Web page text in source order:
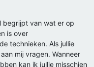
begrijpt van wat er op
is over
technieken. Als jullie
mij vragen. Wanneer
kan ik jullie misschien